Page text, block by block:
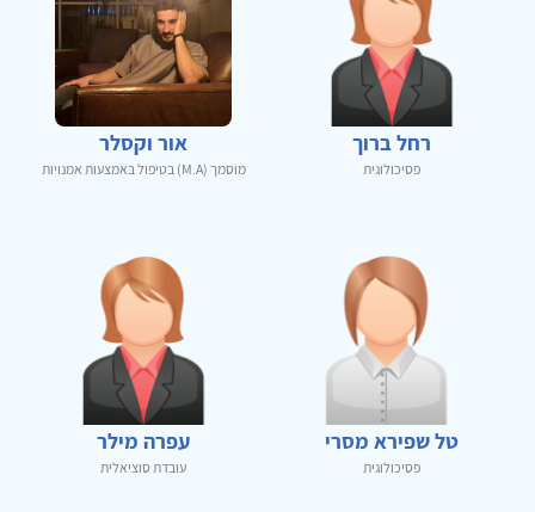
רחל ברוך
פסיכולוגית
אור וקסלר
מוסמך (M.A) בטיפול באמצעות אמנויות
טל שפירא מסרי
פסיכולוגית
עפרה מילר
עובדת סוציאלית